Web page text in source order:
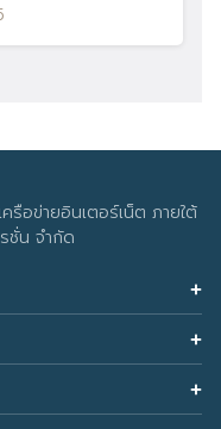
รือข่ายอินเตอร์เน็ต ภายใต้
ชั่น จำกัด